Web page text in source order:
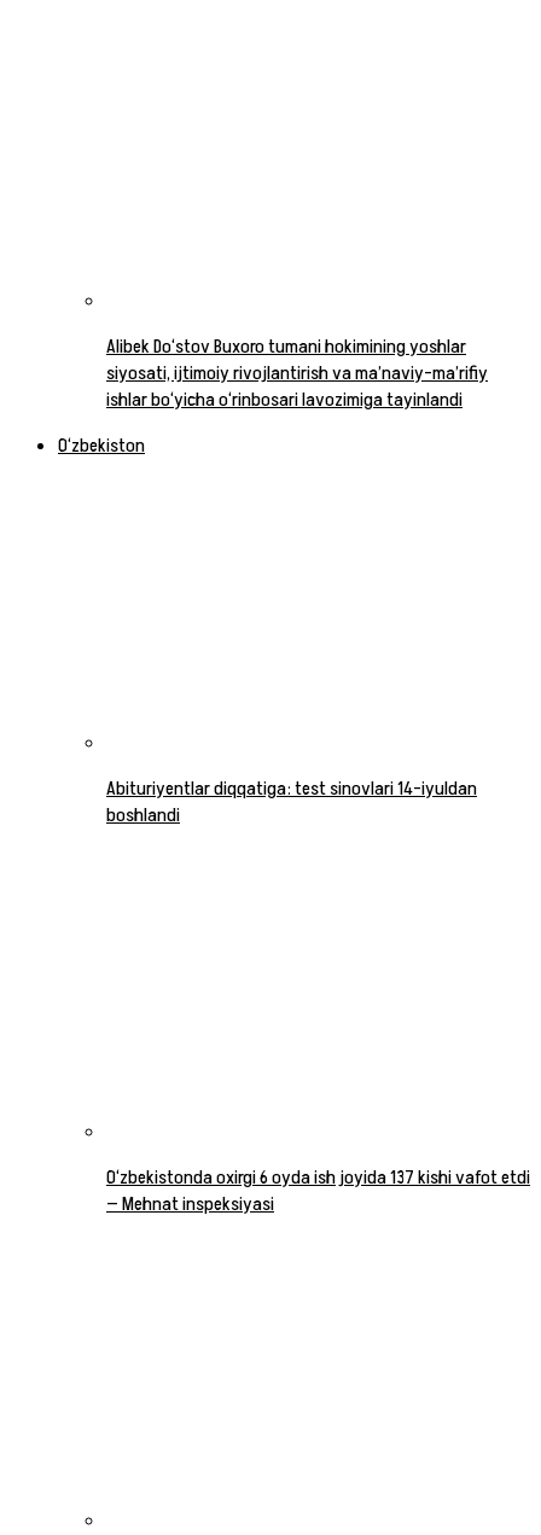
Alibek Do‘stov Buxoro tumani hokimining yoshlar
siyosati, ijtimoiy rivojlantirish va ma’naviy-ma’rifiy
ishlar bo‘yicha o‘rinbosari lavozimiga tayinlandi
O‘zbekiston
Abituriyentlar diqqatiga: test sinovlari 14-iyuldan
boshlandi
O‘zbekistonda oxirgi 6 oyda ish joyida 137 kishi vafot etdi
— Mehnat inspeksiyasi